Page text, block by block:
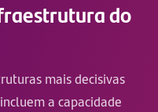
do
mais decisivas
a capacidade